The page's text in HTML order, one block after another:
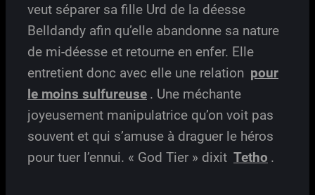
veut séparer sa fille Urd de la déesse
Belldandy afin qu’elle abandonne sa nature
de mi-déesse et retourne en enfer. Elle
entretient donc avec elle une relation pour
le moins sulfureuse . Une méchante
joyeusement manipulatrice qu’on voit pas
souvent et qui s’amuse à draguer le héros
pour tuer l’ennui. « God Tier » dixit Tetho .